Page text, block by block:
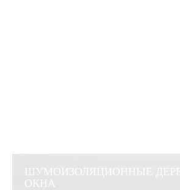
ШУМОИЗОЛЯЦИОННЫЕ
ОКНА